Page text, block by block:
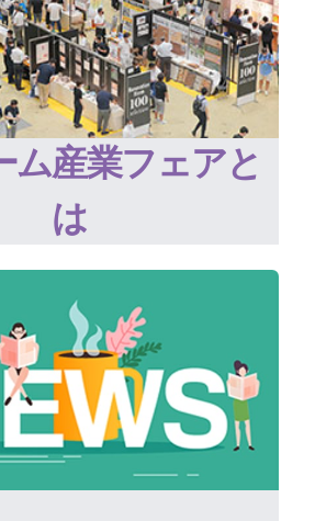
ム産業フェアと
は